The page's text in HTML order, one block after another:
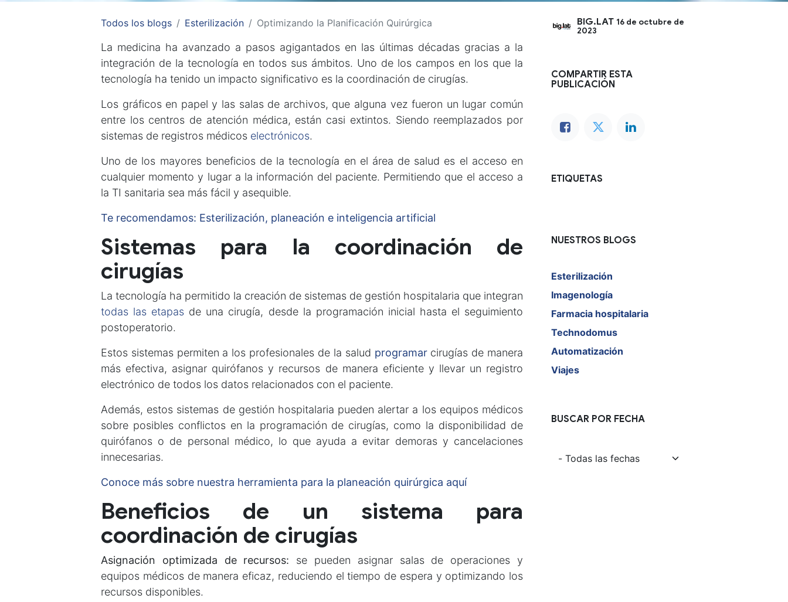
Todos los blogs Esterilización Optimizando la Planificación Quirúrgica
La medicina ha avanzado a pasos agigantados en las últimas décadas gracias a la
integración de la tecnología en todos sus ámbitos. Uno de los campos en los que la
tecnología ha tenido un impacto significativo es la coordinación de cirugías.
Los gráficos en papel y las salas de archivos, que alguna vez fueron un lugar común
entre los centros de atención médica, están casi extintos. Siendo reemplazados por
sistemas de registros médicos electrónicos.
Uno de los mayores beneficios de la tecnología en el área de salud es el acceso en
cualquier momento y lugar a la información del paciente. Permitiendo que el acceso a
la TI sanitaria sea más fácil y asequible.
Te recomendamos: Esterilización, planeación e inteligencia artificial
Sistemas para la coordinación de
cirugías
La tecnología ha permitido la creación de sistemas de gestión hospitalaria que integran
todas las etapas de una cirugía, desde la programación inicial hasta el seguimiento
postoperatorio.
Estos sistemas permiten a los profesionales de la salud programarcirugías de manera
más efectiva, asignar quirófanos y recursos de manera eficiente y llevar un registro
electrónico de todos los datos relacionados con el paciente.
Además, estos sistemas de gestión hospitalaria pueden alertar a los equipos médicos
sobre posibles conflictos en la programación de cirugías, como la disponibilidad de
quirófanos o de personal médico, lo que ayuda a evitar demoras y cancelaciones
innecesarias.
Conoce más sobre nuestra herramienta para la planeación quirúrgica aquí
Beneficios de un sistema para
coordinación de cirugías
Asignación optimizada de recursos: se pueden asignar salas de operaciones y
equipos médicos de manera eficaz, reduciendo el tiempo de espera y optimizando los
recursos disponibles.
BIG.LAT 16 de octubre de
2023
COMPARTIR ESTA
PUBLICACIÓN
ETIQUETAS
NUESTROS BLOGS
Esterilización
Imagenología
Farmacia hospitalaria
Technodomus
Automatización
Viajes
BUSCAR POR FECHA